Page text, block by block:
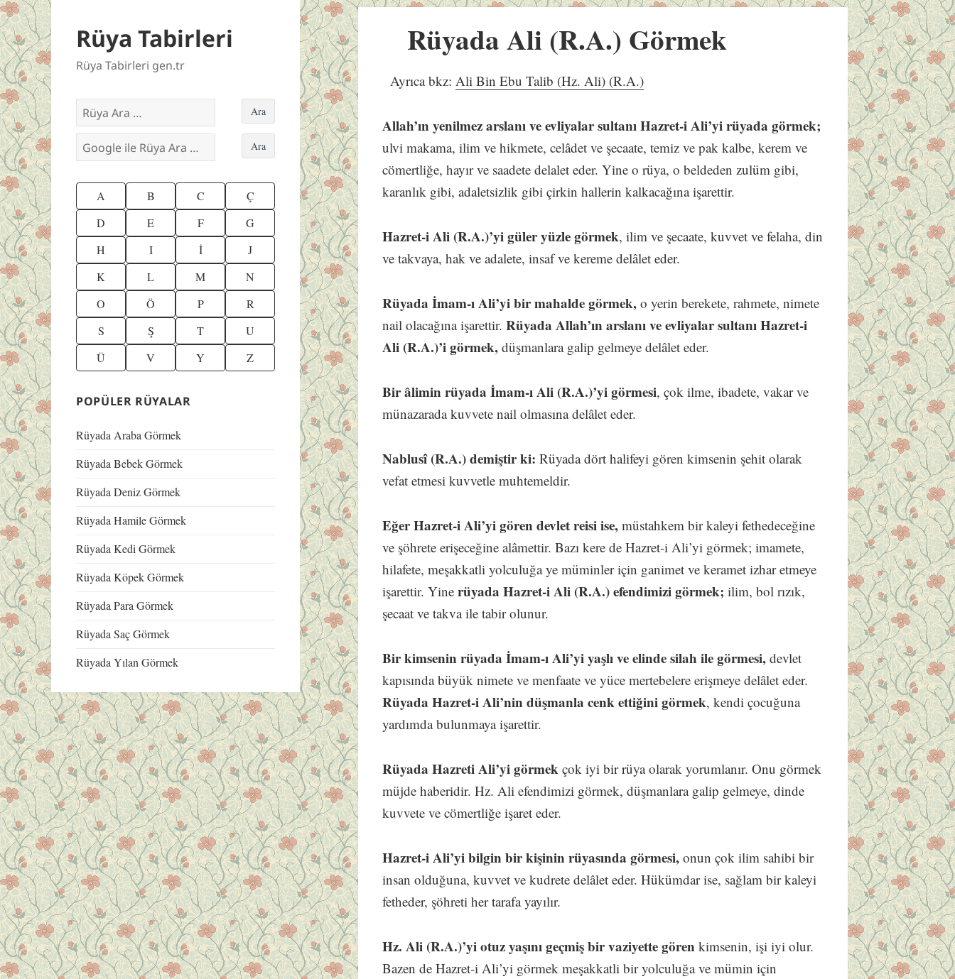
Rüya Tabirleri
Rüya Tabirleri gen.tr
A B C
Ç
D
E F
G
H
I İ
J
K
L M
N
O
Ö P
R
S
Ş T
U
Ü
V Y Z
POPÜLER RÜYALAR
Rüyada Araba Görmek
Rüyada Bebek Görmek
Rüyada Deniz Görmek
Rüyada Hamile Görmek
Rüyada Kedi Görmek
Rüyada Köpek Görmek
Rüyada Para Görmek
Rüyada Saç Görmek
Rüyada Yılan Görmek
Rüyada Ali (R.A.) Görmek
Ayrıca bkz:Ali Bin Ebu Talib (Hz. Ali) (R.A.)
Allah’ın yenilmez arslanı ve evliyalar sultanı Hazret-i Ali’yi rüyada görmek;
ulvi makama, ilim ve hikmete, celâdet ve şecaate, temiz ve pak kalbe, kerem ve
cömertliğe, hayır ve saadete delalet eder. Yine o rüya, o beldeden zulüm gibi,
karanlık gibi, adaletsizlik gibi çirkin hallerin kalkacağına işarettir.
Hazret-i Ali (R.A.)’yi güler yüzle görmek, ilim ve şecaate, kuvvet ve felaha, din
ve takvaya, hak ve adalete, insaf ve kereme delâlet eder.
Rüyada İmam-ı Ali’yi bir mahalde görmek, o yerin berekete, rahmete, nimete
nail olacağına işarettir.Rüyada Allah’ın arslanı ve evliyalar sultanı Hazret-i
Ali (R.A.)’i görmek, düşmanlara galip gelmeye delâlet eder.
Bir âlimin rüyada İmam-ı Ali (R.A.)’yi görmesi, çok ilme, ibadete, vakar ve
münazarada kuvvete nail olmasına delâlet eder.
Nablusî (R.A.) demiştir ki: Rüyada dört halifeyi gören kimsenin şehit olarak
vefat etmesi kuvvetle muhtemeldir.
Eğer Hazret-i Ali’yi gören devlet reisi ise, müstahkem bir kaleyi fethedeceğine
ve şöhrete erişeceğine alâmettir. Bazı kere de Hazret-i Ali’yi görmek; imamete,
hilafete, meşakkatli yolculuğa ye müminler için ganimet ve keramet izhar etmeye
işarettir. Yinerüyada Hazret-i Ali (R.A.) efendimizi görmek;ilim, bol rızık,
şecaat ve takva ile tabir olunur.
Bir kimsenin rüyada İmam-ı Ali’yi yaşlı ve elinde silah ile görmesi, devlet
kapısında büyük nimete ve menfaate ve yüce mertebelere erişmeye delâlet eder.
Rüyada Hazret-i Ali’nin düşmanla cenk ettiğini görmek, kendi çocuğuna
yardımda bulunmaya işarettir.
Rüyada Hazreti Ali’yi görmekçok iyi bir rüya olarak yorumlanır. Onu görmek
müjde haberidir. Hz. Ali efendimizi görmek, düşmanlara galip gelmeye, dinde
kuvvete ve cömertliğe işaret eder.
Hazret-i Ali’yi bilgin bir kişinin rüyasında görmesi, onun çok ilim sahibi bir
insan olduğuna, kuvvet ve kudrete delâlet eder. Hükümdar ise, sağlam bir kaleyi
fetheder, şöhreti her tarafa yayılır.
Hz. Ali (R.A.)’yi otuz yaşını geçmiş bir vaziyette gören kimsenin, işi iyi olur.
Bazen de Hazret-i Ali’yi görmek meşakkatli bir yolculuğa ve mümin için